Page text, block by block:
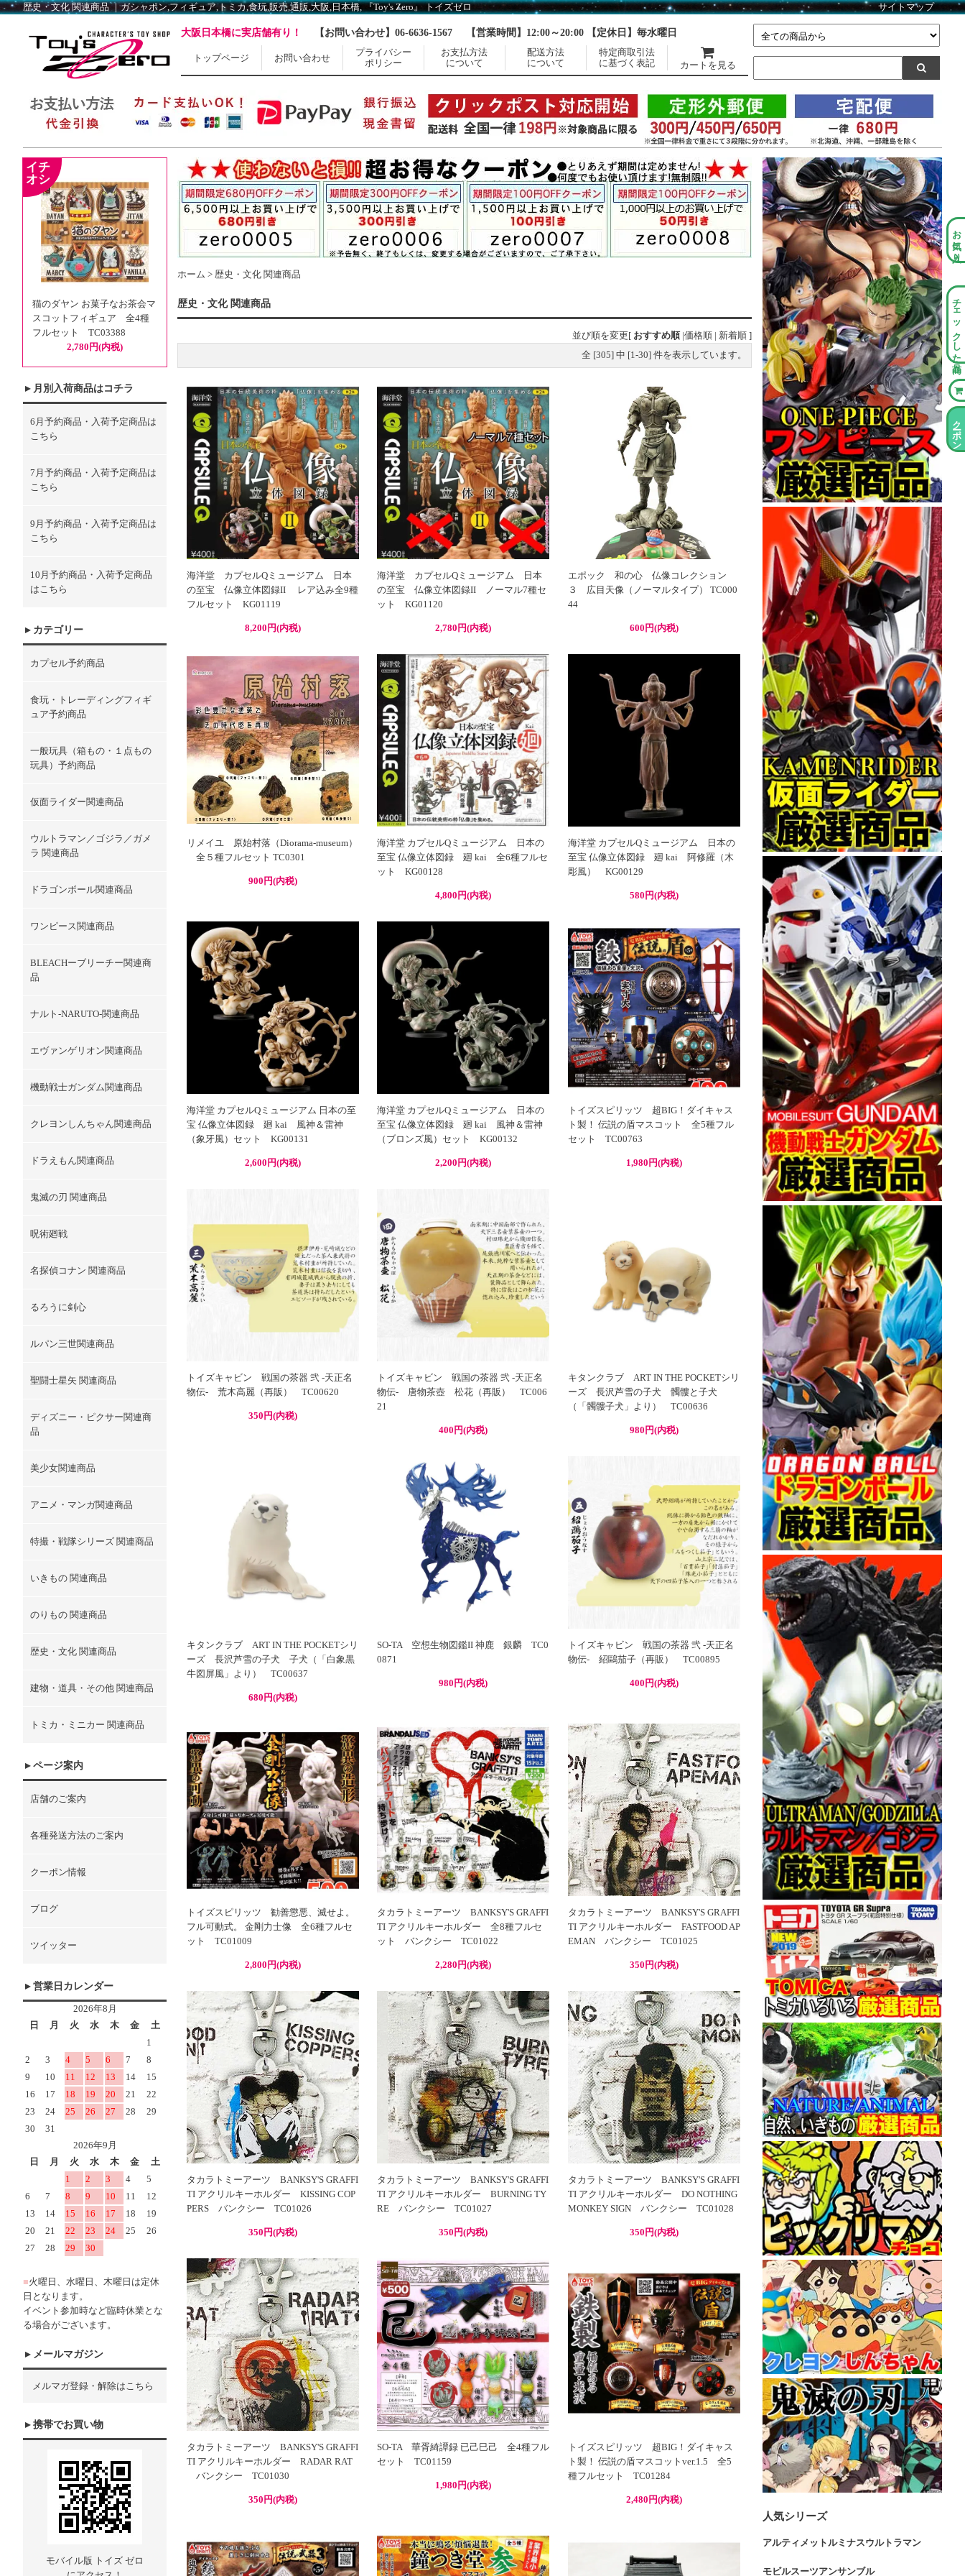
歴史・文化 関連商品 ｜ガシャポン,フィギュア,トミカ,食玩,販売,通販,大阪,日本橋, 『Toy's Zero』 トイズゼロ サイトマップ
大阪日本橋に実店舗有り！ 【お問い合わせ】06-6636-1567 【営業時間】12:00～20:00 【定休日】毎水曜日
トップページ お問い合わせ
プライバシー
ポリシー
お支払方法
について
配送方法
について
特定商取引法
に基づく表記
カートを見る
猫のダヤン お菓子なお茶会マ
スコットフィギュア 全4種
フルセット TC03388
2,780円(内税)
月別入荷商品はコチラ
6月予約商品・入荷予定商品は
こちら
7月予約商品・入荷予定商品は
こちら
9月予約商品・入荷予定商品は
こちら
10月予約商品・入荷予定商品
はこちら
カテゴリー
カプセル予約商品
食玩・トレーディングフィギ
ュア予約商品
一般玩具（箱もの・１点もの
玩具）予約商品
仮面ライダー関連商品
ウルトラマン／ゴジラ／ガメ
ラ 関連商品
ドラゴンボール関連商品
ワンピース関連商品
BLEACHーブリーチー関連商
品
ナルト-NARUTO-関連商品
エヴァンゲリオン関連商品
機動戦士ガンダム関連商品
クレヨンしんちゃん関連商品
ドラえもん関連商品
鬼滅の刃 関連商品
呪術廻戦
名探偵コナン 関連商品
るろうに剣心
ルパン三世関連商品
聖闘士星矢 関連商品
ディズニー・ピクサー関連商
品
美少女関連商品
アニメ・マンガ関連商品
特撮・戦隊シリーズ 関連商品
いきもの 関連商品
のりもの 関連商品
歴史・文化 関連商品
建物・道具・その他 関連商品
トミカ・ミニカー 関連商品
ページ案内
店舗のご案内
各種発送方法のご案内
クーポン情報
ブログ
ツイッター
営業日カレンダー
■火曜日、水曜日、木曜日は定休
日となります。
イベント参加時など臨時休業とな
る場合がございます。
メールマガジン
メルマガ登録・解除はこちら
携帯でお買い物
モバイル版 トイズ ゼロ
ホーム > 歴史・文化 関連商品
歴史・文化 関連商品
並び順を変更[ おすすめ順|価格順 | 新着順 ]
全 [305] 中 [1-30] 件を表示しています。
海洋堂 カプセルQミュージアム 日本
の至宝 仏像立体図録II レア込み全9種
フルセット KG01119
8,200円(内税)
海洋堂 カプセルQミュージアム 日本
の至宝 仏像立体図録II ノーマル7種セ
ット KG01120
2,780円(内税)
エポック 和の心 仏像コレクション
３ 広目天像（ノーマルタイプ） TC000
44
600円(内税)
リメイユ 原始村落（Diorama-museum）
全５種フルセット TC0301
900円(内税)
海洋堂 カプセルQミュージアム 日本の
至宝 仏像立体図録 廻 kai 全6種フルセ
ット KG00128
4,800円(内税)
海洋堂 カプセルQミュージアム 日本の
至宝 仏像立体図録 廻 kai 阿修羅（木
彫風） KG00129
580円(内税)
海洋堂 カプセルQミュージアム 日本の至
宝 仏像立体図録 廻 kai 風神＆雷神
（象牙風）セット KG00131
2,600円(内税)
海洋堂 カプセルQミュージアム 日本の
至宝 仏像立体図録 廻 kai 風神＆雷神
（ブロンズ風）セット KG00132
2,200円(内税)
トイズスピリッツ 超BIG！ダイキャス
ト製！ 伝説の盾マスコット 全5種フル
セット TC00763
1,980円(内税)
トイズキャビン 戦国の茶器 弐 -天正名
物伝- 荒木高麗（再販） TC00620
350円(内税)
トイズキャビン 戦国の茶器 弐 -天正名
物伝- 唐物茶壺 松花（再販） TC006
21
400円(内税)
キタンクラブ ART IN THE POCKETシリ
ーズ 長沢芦雪の子犬 髑髏と子犬
（「髑髏子犬」より） TC00636
980円(内税)
キタンクラブ ART IN THE POCKETシリ
ーズ 長沢芦雪の子犬 子犬（「白象黒
牛図屏風」より） TC00637
680円(内税)
SO-TA 空想生物図鑑II 神鹿 銀麟 TC0
0871
980円(内税)
トイズキャビン 戦国の茶器 弐 -天正名
物伝- 紹鷗茄子（再販） TC00895
400円(内税)
トイズスピリッツ 勧善懲悪、滅せよ。
フル可動式。 金剛力士像 全6種フルセ
ット TC01009
2,800円(内税)
タカラトミーアーツ BANKSY'S GRAFFI
TI アクリルキーホルダー 全8種フルセ
ット バンクシー TC01022
2,280円(内税)
タカラトミーアーツ BANKSY'S GRAFFI
TI アクリルキーホルダー FASTFOOD AP
EMAN バンクシー TC01025
350円(内税)
タカラトミーアーツ BANKSY'S GRAFFI
TI アクリルキーホルダー KISSING COP
PERS バンクシー TC01026
350円(内税)
タカラトミーアーツ BANKSY'S GRAFFI
TI アクリルキーホルダー BURNING TY
RE バンクシー TC01027
350円(内税)
タカラトミーアーツ BANKSY'S GRAFFI
TI アクリルキーホルダー DO NOTHING
MONKEY SIGN バンクシー TC01028
350円(内税)
タカラトミーアーツ BANKSY'S GRAFFI
TI アクリルキーホルダー RADAR RAT
バンクシー TC01030
350円(内税)
SO-TA 華胥綺譚録 已己巳己 全4種フル
セット TC01159
1,980円(内税)
トイズスピリッツ 超BIG！ダイキャス
ト製！ 伝説の盾マスコットver.1.5 全5
種フルセット TC01284
2,480円(内税)
人気シリーズ
アルティメットルミナスウルトラマン
モビルスーツアンサンブル
お気に入り
チェックした商品
クーポン情報